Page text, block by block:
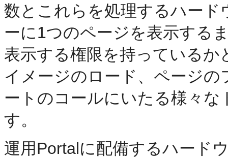
数とこれらを処理するハー
ーに1つのページを表示する
表示する権限を持っている
イメージのロード、ページ
ートのコールにいたる様々
す。
運用Portalに配備するハード